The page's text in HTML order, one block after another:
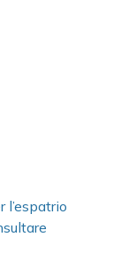
l’espatrio